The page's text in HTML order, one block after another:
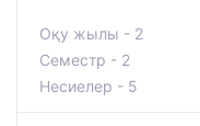
Оқу жылы - 2
Семестр - 2
Несиелер - 5